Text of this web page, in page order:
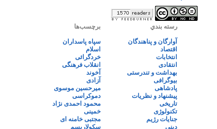
رسته بندي
آوارگان و پناهندگان
اقتصاد
انتخابات
انتقادی
بهداشت و تندرستی
بیوگرافی
پادشاهی
پیشنهاد و نظریات
تاریخی
تکنولوژی
جنایات رژیم
دینی
برچسب‌ها
سپاه پاسداران
اسلام
خردگرائی
انقلاب فرهنگی
آخوند
آزادی
میرحسین موسوی
دموکراسی
محمود احمدی نژاد
خمینی
مجتبی خامنه ای
سکولاریسم